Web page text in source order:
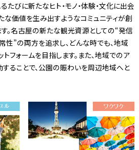
たびに新たなヒト・モノ・体験・文化に出会
な価値を生み出すようなコミュニティが創
。名古屋の新たな観光資源としての“発信
性”の両方を追求し、どんな時でも、地域
フォームを目指します。また、地域でのア
することで、公園の賑わいを周辺地域へと